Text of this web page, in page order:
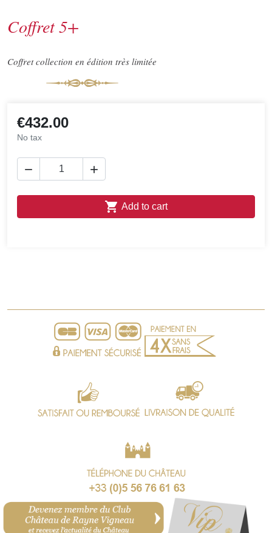
Coffret 5+
Coffret collection en édition très limitée
€432.00
No tax
 
 Add to cart